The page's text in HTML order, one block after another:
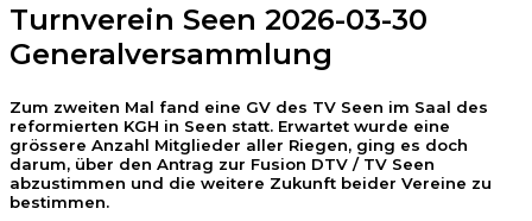
Turnverein Seen 2026-03-30
Generalversammlung
Zum zweiten Mal fand eine GV des TV Seen im Saal des
reformierten KGH in Seen statt. Erwartet wurde eine
grössere Anzahl Mitglieder aller Riegen, ging es doch
darum, über den Antrag zur Fusion DTV / TV Seen
abzustimmen und die weitere Zukunft beider Vereine zu
bestimmen.